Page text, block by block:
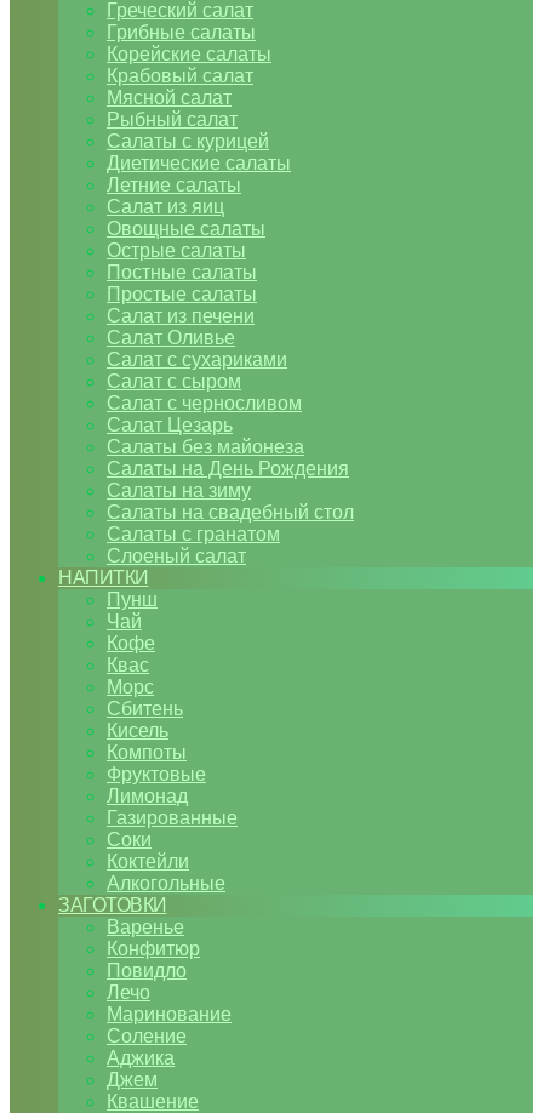
Греческий салат
Грибные салаты
Корейские салаты
Крабовый салат
Мясной салат
Рыбный салат
Салаты с курицей
Диетические салаты
Летние салаты
Салат из яиц
Овощные салаты
Острые салаты
Постные салаты
Простые салаты
Салат из печени
Салат Оливье
Салат с сухариками
Салат с сыром
Салат с черносливом
Салат Цезарь
Салаты без майонеза
Салаты на День Рождения
Салаты на зиму
Салаты на свадебный стол
Салаты с гранатом
Слоеный салат
НАПИТКИ
Пунш
Чай
Кофе
Квас
Морс
Сбитень
Кисель
Компоты
Фруктовые
Лимонад
Газированные
Соки
Коктейли
Алкогольные
ЗАГОТОВКИ
Варенье
Конфитюр
Повидло
Лечо
Маринование
Соление
Аджика
Джем
Квашение